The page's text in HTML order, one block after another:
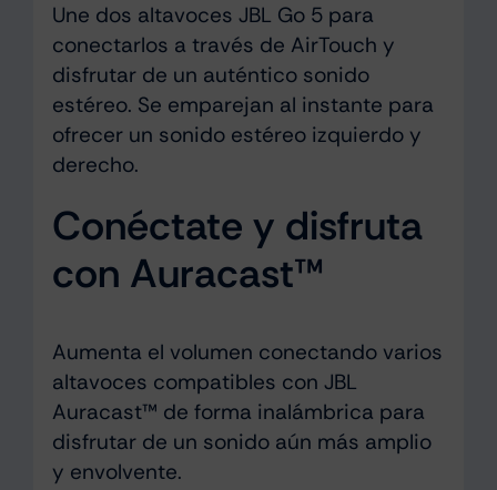
Une dos altavoces JBL Go 5 para
conectarlos a través de AirTouch y
disfrutar de un auténtico sonido
estéreo. Se emparejan al instante para
ofrecer un sonido estéreo izquierdo y
derecho.
Conéctate y disfruta
con Auracast™
Aumenta el volumen conectando varios
altavoces compatibles con JBL
Auracast™ de forma inalámbrica para
disfrutar de un sonido aún más amplio
y envolvente.